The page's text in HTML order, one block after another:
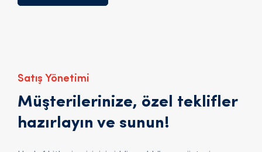
Satış Yönetimi
Müşterilerinize, özel teklifler
hazırlayın ve sunun!